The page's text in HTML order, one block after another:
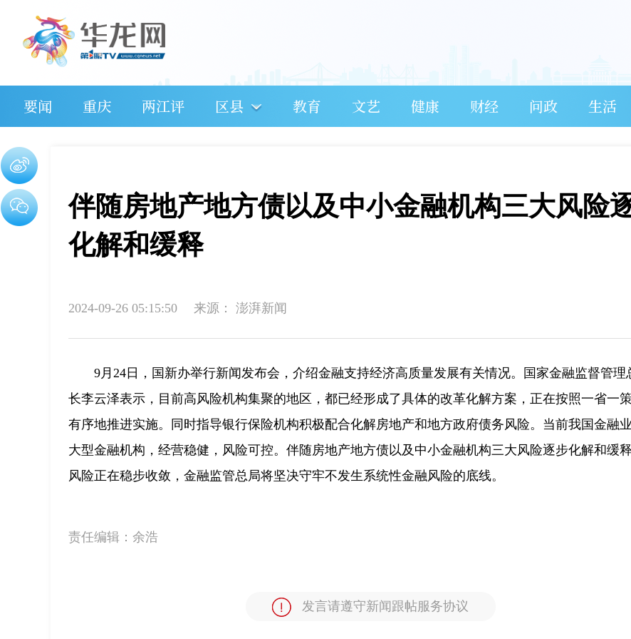
要闻 重庆 两江评 区县 教育 文艺 健康 财经 问政 生活
伴随房地产地方债以及中小金融机构三大风险
化解和缓释
2024-09-26 05:15:50 来源： 澎湃新闻
9月24日，国新办举行新闻发布会，介绍金融支持经济高质量发展有关情况。国家金融监督管理
长李云泽表示，目前高风险机构集聚的地区，都已经形成了具体的改革化解方案，正在按照一省一
有序地推进实施。同时指导银行保险机构积极配合化解房地产和地方政府债务风险。当前我国金融
大型金融机构，经营稳健，风险可控。伴随房地产地方债以及中小金融机构三大风险逐步化解和缓
风险正在稳步收敛，金融监管总局将坚决守牢不发生系统性金融风险的底线。
责任编辑： 余浩
发言请遵守新闻跟帖服务协议